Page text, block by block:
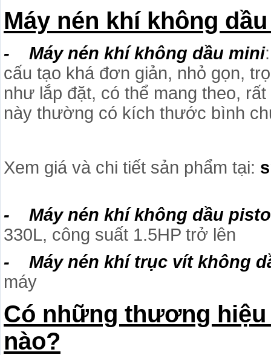
Máy nén khí không
- Máy nén khí không dầu mini
cấu tạo khá đơn giản, nhỏ gọn,
như lắp đặt, có thể mang theo,
này thường có kích thước bình
Xem giá và chi tiết sản phẩm tại:
- Máy nén khí không dầu
330L, công suất 1.5HP trở lên
- Máy nén khí trục vít không
máy
Có những thương
nào?